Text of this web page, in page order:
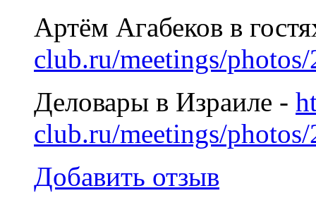
Артём Агабеков в
club.ru/meetings/
Деловары в Израиле -
club.ru/meetings/
Добавить отзыв